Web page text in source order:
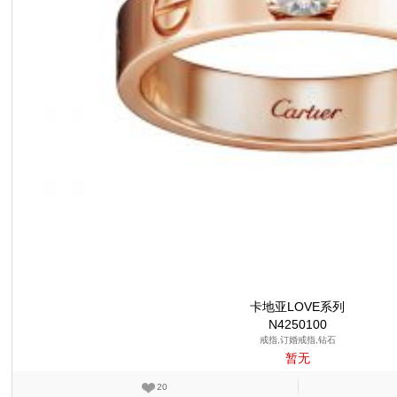
卡地亚LOVE系列
N4250100
戒指,订婚戒指,钻石
暂无
20